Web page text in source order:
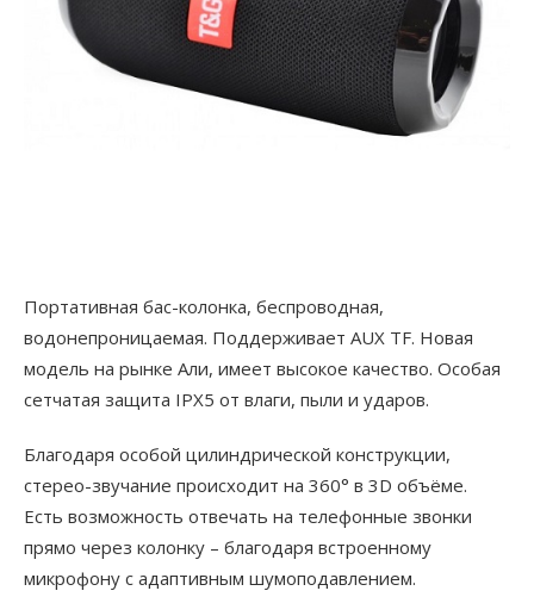
Портативная бас-колонка, беспроводная,
водонепроницаемая. Поддерживает AUX TF. Новая
модель на рынке Али, имеет высокое качество. Особая
сетчатая защита IPX5 от влаги, пыли и ударов.
Благодаря особой цилиндрической конструкции,
стерео-звучание происходит на 360° в 3D объёме.
Есть возможность отвечать на телефонные звонки
прямо через колонку – благодаря встроенному
микрофону с адаптивным шумоподавлением.